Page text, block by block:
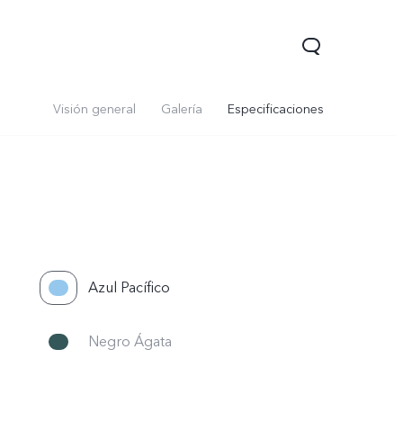
Visión general Galería Especificaciones
Azul Pacífico
Negro Ágata